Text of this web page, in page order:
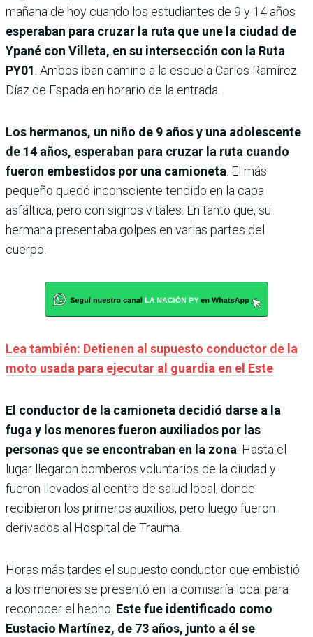
mañana de hoy cuando los estudiantes de 9 y 14 años
esperaban para cruzar la ruta que une la ciudad de
Ypané con Villeta, en su intersección con la Ruta
PY01 . Ambos iban camino a la escuela Carlos Ramírez
Díaz de Espada en horario de la entrada.
Los hermanos, un niño de 9 años y una adolescente
de 14 años, esperaban para cruzar la ruta cuando
fueron embestidos por una camioneta . El más
pequeño quedó inconsciente tendido en la capa
asfáltica, pero con signos vitales. En tanto que, su
hermana presentaba golpes en varias partes del
cuerpo.
Lea también: Detienen al supuesto conductor de la
moto usada para ejecutar al guardia en el Este
El conductor de la camioneta decidió darse a la
fuga y los menores fueron auxiliados por las
personas que se encontraban en la zona . Hasta el
lugar llegaron bomberos voluntarios de la ciudad y
fueron llevados al centro de salud local, donde
recibieron los primeros auxilios, pero luego fueron
derivados al Hospital de Trauma.
Horas más tardes el supuesto conductor que embistió
a los menores se presentó en la comisaría local para
reconocer el hecho. Este fue identificado como
Eustacio Martínez, de 73 años, junto a él se